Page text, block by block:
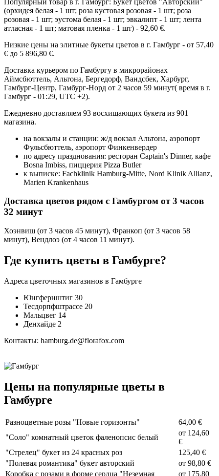
(орхидея белая - 1 шт; роза кустовая розовая - 1 шт; роза
розовая - 1 шт; эустома белая - 1 шт; эвкалипт - 1 шт; лента
атласная - 1 шт; матовая пленка - 1 шт) - 92,60 €.
Низкие цены на элитные букеты цветов в г. Гамбург - от 57,40
€ до 5 896,80 €.
Доставка курьером по Гамбургу в микрорайонах
Аймсбюттель, Альтона, Бергедорф, Вандсбек, Харбург,
Гамбург-Центр, Гамбург-Норд от 2 часов 59 минут( время в г.
Гамбург - 01:29, UTC +2).
Ежедневно доставляем 93 восхищающих букета из 901
магазина.
на вокзалы и станции: ж/д вокзал Альтона, аэропорт
Фульсбюттель, аэропорт Финкенвердер
по адресу празднования: ресторан Captain's Dinner, кафе
Bosna Imbiss, пиццерия Pizza Butler
к выписке: Fachklinik Hamburg-Mitte, Nord Klinik Allianz,
Marien Krankenhaus
Доставка цветов рядом с Гамбургом от 3 часов
32 минут
Хоэнвиш (от 3 часов 45 минут), Франкоп (от 3 часов 58
минут), Вендлоэ (от 4 часов 11 минут).
Где купить цветы в Гамбурге?
Адреса цветочных магазинов в Гамбурге
Юнгфернштиг 30
Тесдорпфштрассе 20
Мальцвег 14
Денхайде 2
Контакты: hamburg.de@florafox.com
Цены на популярные цветы в
Гамбурге
Разноцветные розы "Новые горизонты"
64,00 €
"Соло" комнатный цветок фаленопсис белый
от 124,60
€
"Стрелец" букет из 24 красных роз
125,40 €
"Полевая романтика" букет авторский
от 98,80 €
Коробка с розами в форме сердца "Неземная
от 175,80